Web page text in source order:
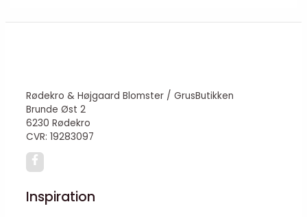
Rødekro & Højgaard Blomster / GrusButikken
Brunde Øst 2
6230 Rødekro
CVR: 19283097
Inspiration